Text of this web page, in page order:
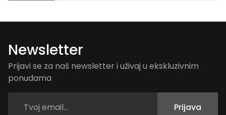
Newsletter
Prijavi se za naš newsletter i uživaj u ekskluzivnim
ponudama
Prijava